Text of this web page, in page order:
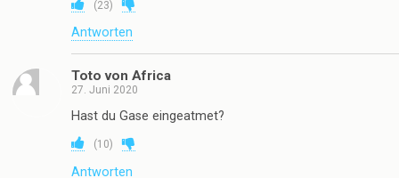
(23)
Antworten
Toto von Africa
27. Juni 2020
Hast du Gase eingeatmet?
(10)
Antworten